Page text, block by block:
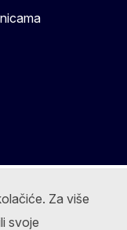
Za više
svoje